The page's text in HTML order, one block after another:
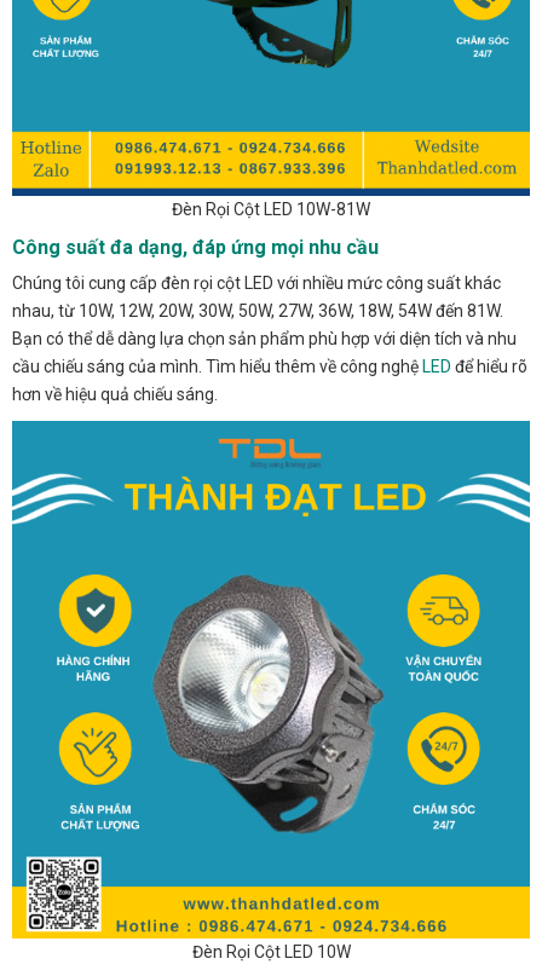
Đèn Rọi Cột LED 10W-81W
Công suất đa dạng, đáp ứng mọi nhu cầu
Chúng tôi cung cấp đèn rọi cột LED với nhiều mức công suất khác
nhau, từ 10W, 12W, 20W, 30W, 50W, 27W, 36W, 18W, 54W đến 81W.
Bạn có thể dễ dàng lựa chọn sản phẩm phù hợp với diện tích và nhu
cầu chiếu sáng của mình. Tìm hiểu thêm về công nghệ LED để hiểu rõ
hơn về hiệu quả chiếu sáng.
Đèn Rọi Cột LED 10W